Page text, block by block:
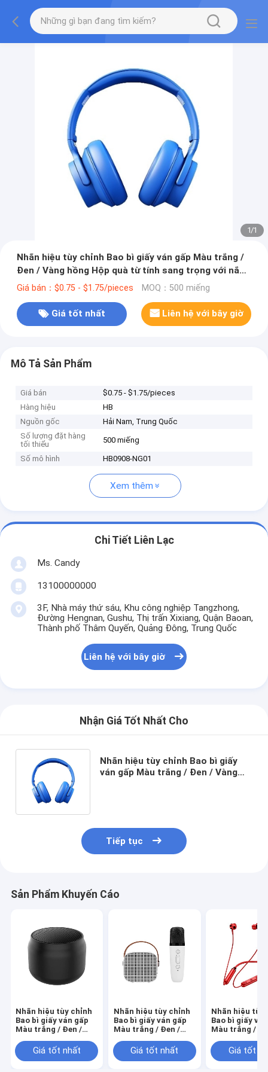
1/1
Nhãn hiệu tùy chỉnh Bao bì giấy ván gấp Màu trắng /
Đen / Vàng hồng Hộp quà từ tính sang trọng với nắp
ruy băng
Giá bán：$0.75 - $1.75/pieces MOQ：500 miếng
Giá tốt nhất Liên hệ với bây giờ
Mô Tả Sản Phẩm
Giá bán
$0.75 - $1.75/pieces
Hàng hiệu
HB
Nguồn gốc
Hải Nam, Trung Quốc
Số lượng đặt hàng
tối thiểu
500 miếng
Số mô hình HB0908-NG01
Xem thêm
Chi Tiết Liên Lạc
Ms. Candy
13100000000
3F, Nhà máy thứ sáu, Khu công nghiệp Tangzhong,
Đường Hengnan, Gushu, Thị trấn Xixiang, Quận Baoan,
Thành phố Thâm Quyến, Quảng Đông, Trung Quốc
Liên hệ với bây giờ
Nhận Giá Tốt Nhất Cho
Nhãn hiệu tùy chỉnh Bao bì giấy
ván gấp Màu trắng / Đen / Vàng
Tiếp tục
Sản Phẩm Khuyến Cáo
Nhãn hiệu tùy chỉnh
Bao bì giấy ván gấp
Màu trắng / Đen /
từ tính sang trọng
với nắp ruy băng
Giá tốt nhất
Nhãn hiệu tùy chỉnh
Bao bì giấy ván gấp
Màu trắng / Đen /
từ tính sang trọng
với nắp ruy băng
Giá tốt nhất
Nhãn hiệu tùy
Bao bì giấy
Màu trắng /
từ tính sang
với nắp ruy
Giá tốt